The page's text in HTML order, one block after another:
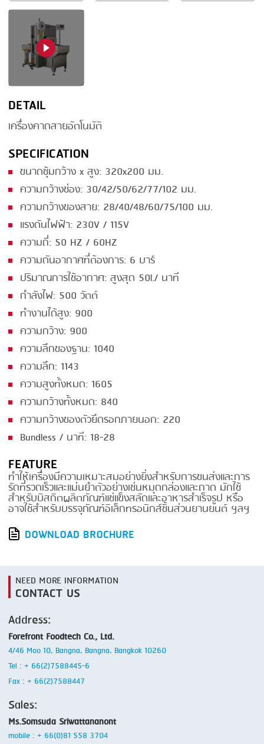
SMOKING
STEAMING
TRAY DENESTER
TRAY FORMING
TUMBLING
VACUUM STUFFING
DETAIL
เครื่องคาดสายอัตโนมัติ
SPECIFICATION
ขนาดซุ้มกว้าง x สูง: 320x200 มม.
ความกว้างช่อง: 30/42/50/62/77/102 มม.
ความกว้างของสาย: 28/40/48/60/75/100 มม.
แรงดันไฟฟ้า: 230V / 115V
ความถี่: 50 HZ / 60HZ
ความดันอากาศที่ต้องการ: 6 บาร์
ปริมาณการใช้อากาศ: สูงสุด 50l./ นาที
กำลังไฟ: 500 วัตต์
ทำงานได้สูง: 900
ความกว้าง: 900
ความลึกของฐาน: 1040
ความลึก: 1143
ความสูงทั้งหมด: 1605
ความกว้างทั้งหมด: 840
ความกว้างของตัวยึดรอกภายนอก: 220
Bundless / นาที: 18-28
FEATURE
ทำให้เครื่องมีความเหมาะสมอย่างยิ่งสำหรับการขนส่งและการ
รัดที่รวดเร็วและแม่นยำตัวอย่างเช่นหมุดกล่องและถาด มักใช้
สำหรับบิสกิตผลิตภัณฑ์แช่แข็งสลัดและอาหารสำเร็จรูป หรือ
อาจใช้สำหรับบรรจุภัณฑ์อิเล็กทรอนิกส์ชิ้นส่วนยานยนต์ ฯลฯ
DOWNLOAD BROCHURE
NEED MORE INFORMATION
CONTACT US
Address:
Forefront Foodtech Co., Ltd.
4/46 Moo 10, Bangna, Bangna, Bangkok 10260
Tel : + 66(2)7588445-6
Fax : + 66(2)7588447
Sales:
Ms.Somsuda Sriwattananont
mobile : + 66(0)81 558 3704